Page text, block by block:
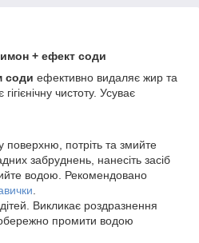
+ ефект соди
соди ефективно видаляє жир та
чистоту. Усуває
поверхню, потріть та змийте
забруднень, нанесіть засіб
водою. Рекомендовано
Викликає роздразнення
промити водою